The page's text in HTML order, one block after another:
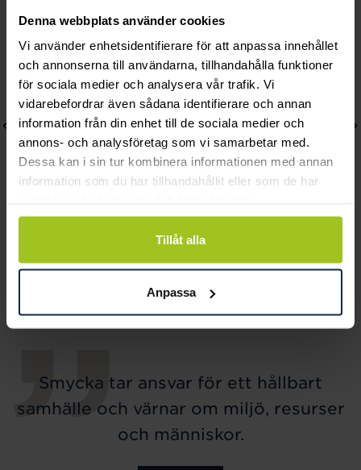
Denna webbplats använder cookies
Vi använder enhetsidentifierare för att anpassa innehållet
och annonserna till användarna, tillhandahålla funktioner
för sociala medier och analysera vår trafik. Vi
vidarebefordrar även sådana identifierare och annan
information från din enhet till de sociala medier och
annons- och analysföretag som vi samarbetar med.
Dessa kan i sin tur kombinera informationen med annan
information som du har tillhandahållit eller som de har
Tillåt alla
Anpassa
Slim Gold Small Hoops
Mockberg
Darling Bracelet Gold
Smycka tar ansvar för ett hållbart
samhälle och värnar om miljö, resurser
och människor.